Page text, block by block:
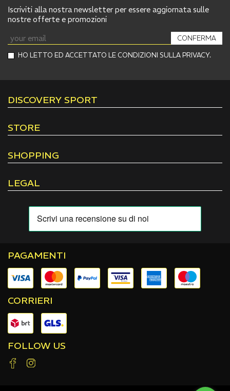
Iscriviti alla nostra newsletter per essere aggiornata sulle
nostre offerte e promozioni
HO LETTO ED ACCETTATO LE CONDIZIONI SULLA PRIVACY.
CONFERMA
DISCOVERY SPORT
STORE
SHOPPING
LEGAL
PAGAMENTI
CORRIERI
FOLLOW US